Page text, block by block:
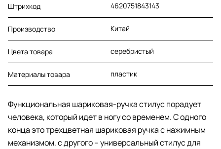
Штрихкод 4620751843143
Производство Китай
Цвета товара серебристый
Материалы товара пластик
Функциональная шариковая-ручка стилус порадует
человека, который идет в ногу со временем. С одного
конца это трехцветная шариковая ручка с нажимным
механизмом, с другого – универсальный стилус для